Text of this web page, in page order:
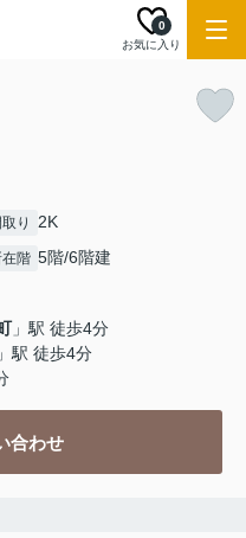
お気に入り
0
り 2K
在階 5階/6階建
」駅 徒歩4分
駅 徒歩4分
合わせ